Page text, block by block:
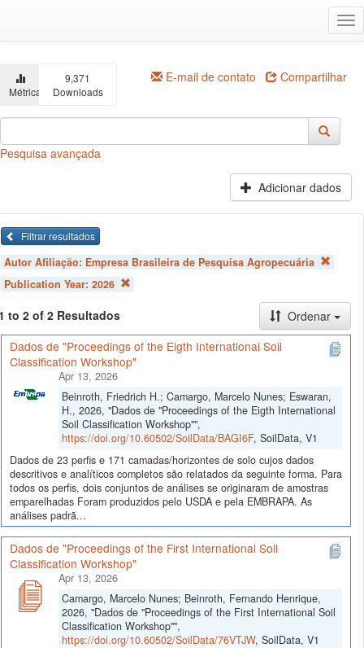
principal
Métricas
9,371
Downloads
E-mail de contato Compartilhar
Pesquisa avançada
Adicionar dados
Filtrar resultados
Autor Afiliação: Empresa Brasileira de Pesquisa Agropecuária
Publication Year: 2026
to 2 of 2 Resultados
Ordenar
Dados de "Proceedings of the Eigth International Soil
Classification Workshop"
Apr 13, 2026
Beinroth, Friedrich H.; Camargo, Marcelo Nunes; Eswaran,
H., 2026, "Dados de "Proceedings of the Eigth International
Soil Classification Workshop"",
https://doi.org/10.60502/SoilData/BAGI6F, SoilData, V1
Dados de 23 perfis e 171 camadas/horizontes de solo cujos dados
descritivos e analíticos completos são relatados da seguinte forma. Para
todos os perfis, dois conjuntos de análises se originaram de amostras
emparelhadas Foram produzidos pelo USDA e pela EMBRAPA. As
análises padrã...
Dados de "Proceedings of the First International Soil
Classification Workshop"
Apr 13, 2026
Camargo, Marcelo Nunes; Beinroth, Fernando Henrique,
2026, "Dados de "Proceedings of the First International Soil
Classification Workshop"",
https://doi.org/10.60502/SoilData/76VTJW, SoilData, V1